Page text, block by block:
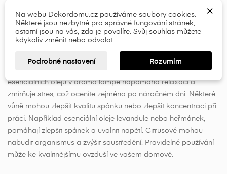
zásuvky působí odpařování a uvolňování vůně do interiéru.
Esenciální oleje
Esenciální oleje nebo-li éterické oleje přinášejí řadu výhod,
které mohou pozitivně ovlivnit kvalitu vašeho života. Použití
esenciálních olejů v aroma lampě napomáhá relaxaci a
zmírňuje stres, což oceníte zejména po náročném dni. Některé
vůně mohou zlepšit kvalitu spánku nebo zlepšit koncentraci při
práci. Například esenciální oleje levandule nebo heřmánek,
pomáhají zlepšit spánek a uvolnit napětí. Citrusové mohou
nabudit organismus a zvýšit soustředění. Pravidelné používání
může ke kvalitnějšímu ovzduší ve vašem domově.
×
add_circle_outline
Název seznamu přání
Zrušit Vytvořit seznam přání
Musíte být přihlášen, abyste si mohli výrobky uložit do
svého seznamu přání.
Přihlásit se
×
Na webu Dekordomu.cz používáme soubory cookies.
Některé jsou nezbytné pro správné fungování stránek,
ostatní jsou na vás, zda je povolíte. Svůj souhlas můžete
kdykoliv změnit nebo odvolat.
Podrobné nastavení Rozumím